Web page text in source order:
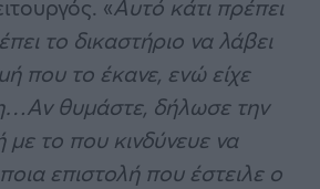
«Αυτό κάτι πρέπει
το δικαστήριο να λάβει
που το έκανε, ενώ είχε
θυμάστε, δήλωσε την
το που κινδύνευε να
επιστολή που έστειλε ο